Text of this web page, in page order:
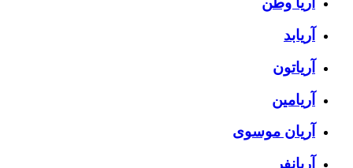
آریابد
آریاتون
آریامین
آریان موسوی
آریانفر